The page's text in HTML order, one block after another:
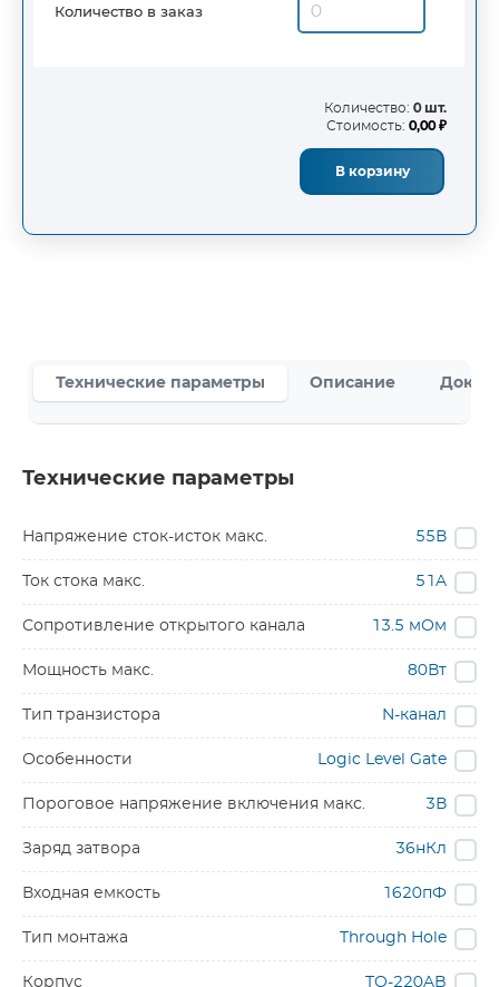
Количество в заказ
Количество: 0 шт.
Стоимость: 0,00 ₽
В корзину
Технические параметры Описание
Технические параметры
Напряжение сток-исток макс. 55В
Ток стока макс. 51A
Сопротивление открытого канала 13.5 мОм
Мощность макс. 80Вт
Тип транзистора N-канал
Особенности Logic Level Gate
Пороговое напряжение включения макс. 3В
Заряд затвора 36нКл
Входная емкость 1620пФ
Тип монтажа Through Hole
Корпус TO-220AB